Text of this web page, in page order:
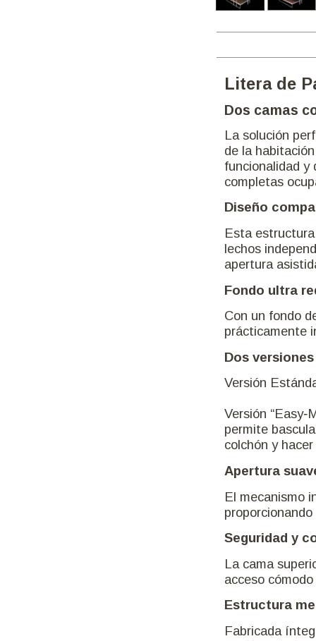
Litera
Dos
de la
lechos
apertura
Dos
Versión
Versión
colchón
El